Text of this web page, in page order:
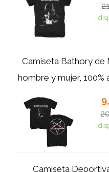
Camiseta Bathory de
hombre y mujer, 100%
Camiseta